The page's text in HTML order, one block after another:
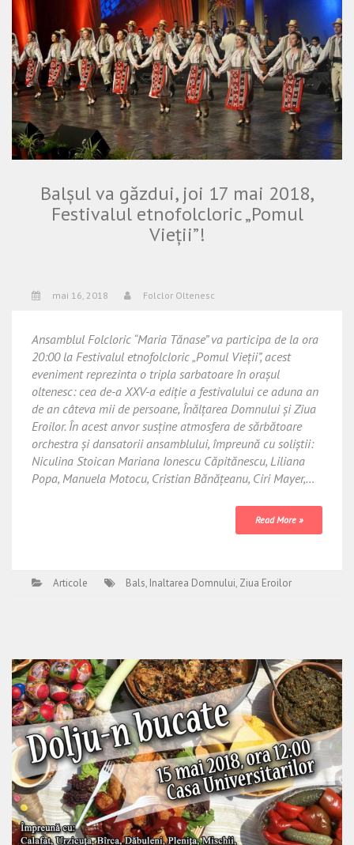
Balşul va găzdui, joi 17 mai 2018,
Festivalul etnofolcloric „Pomul
Vieţii”!
mai 16, 2018 Folclor Oltenesc
Ansamblul Folcloric “Maria Tănase” va participa de la ora
20:00 la Festivalul etnofolcloric „Pomul Vieţii”, acest
eveniment reprezinta o tripla sarbatoare în orașul
oltenesc: cea de-a XXV-a ediție a festivalului ce aduna an
de an câteva mii de persoane, Înălțarea Domnului și Ziua
Eroilor. În acest anvor susține atmosfera de sărbătoare
orchestra și dansatorii ansamblului, împreună cu soliștii:
Niculina Stoican Mariana Ionescu Căpitănescu, Liliana
Popa, Manuela Motocu, Cristian Bănățeanu, Ciri Mayer,…
Read More »
Articole Bals, Inaltarea Domnului, Ziua Eroilor